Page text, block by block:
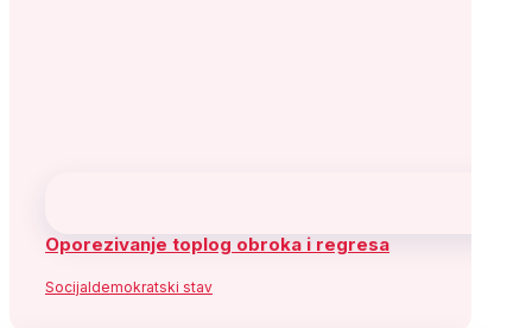
Oporezivanje toplog obroka i regresa
Socijaldemokratski stav